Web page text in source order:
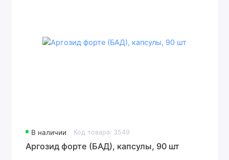
В наличии Код товара: 3549
Аргозид форте (БАД), капсулы, 90 шт